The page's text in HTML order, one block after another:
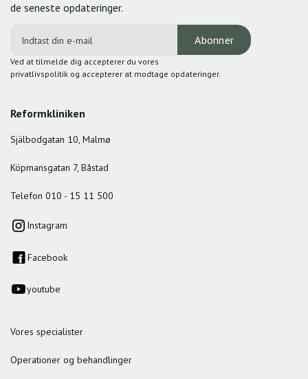
de seneste opdateringer.
Ved at tilmelde dig accepterer du vores
privatlivspolitik og accepterer at modtage opdateringer.
Reformkliniken
Själbodgatan 10, Malmø
Köpmansgatan 7, Båstad
Telefon 010 - 15 11 500
Instagram
Facebook
youtube
Vores specialister
Operationer og behandlinger